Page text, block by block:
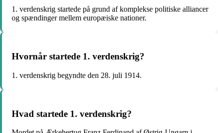
1. verdenskrig startede på grund af komplekse politiske alliancer
og spændinger mellem europæiske nationer.
Hvornår startede 1. verdenskrig?
1. verdenskrig begyndte den 28. juli 1914.
Hvad startede 1. verdenskrig?